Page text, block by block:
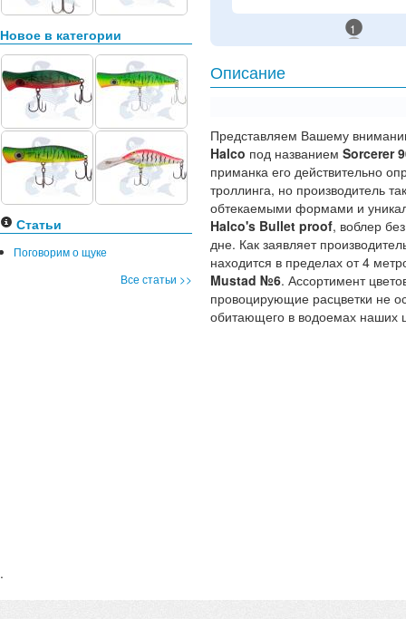
Новое в категории
Статьи
Поговорим о щуке
Все статьи >>
.
1
Описание
Представляем Вашему
Halco под названием Sorcerer
приманка его действительно
троллинга, но производитель
обтекаемыми формами и
Halco's Bullet proof, воблер
дне. Как заявляет
находится в пределах от 4
Mustad №6. Ассортимент
провоцирующие расцветки не
обитающего в водоемах наших